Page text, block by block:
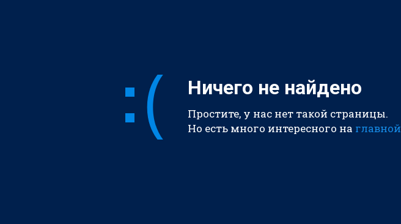
Ничего не найдено
Простите, у нас нет такой страницы.
Но есть много интересного на главной